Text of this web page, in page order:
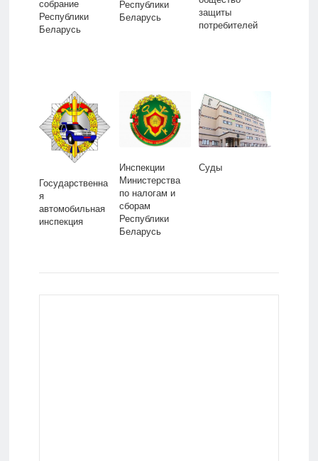
собрание
Республики
Беларусь
Республики
Беларусь
защиты
потребителей
Государственна
я
автомобильная
инспекция
Инспекции
Министерства
по налогам и
сборам
Республики
Беларусь
Суды